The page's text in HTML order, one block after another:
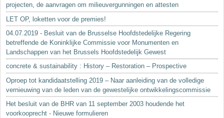
projecten, de aanvragen om milieuvergunningen en attesten
LET OP, loketten voor de premies!
04.07.2019 - Besluit van de Brusselse Hoofdstedelijke Regering
betreffende de Koninklijke Commissie voor Monumenten en
Landschappen van het Brussels Hoofdstedelijk Gewest
concrete & sustainability : History – Restoration – Prospective
Oproep tot kandidaatstelling 2019 – Naar aanleiding van de volledige
vernieuwing van de leden van de gewestelijke ontwikkelingscommissie
Het besluit van de BHR van 11 september 2003 houdende het
voorkooprecht - Nieuwe formulieren